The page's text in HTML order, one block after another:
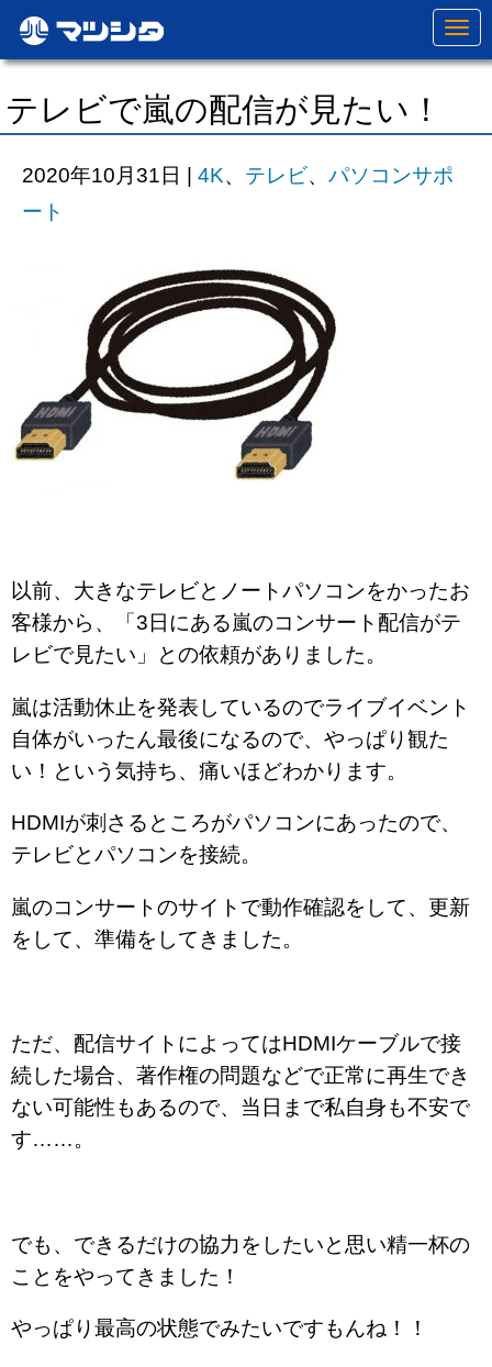
N
a
v
t
テレビで嵐の配信が見たい！
2020年10月31日 | 4K、 テレビ、 パソコンサポ
ート
以前、大きなテレビとノートパソコンをかったお
客様から、「3日にある嵐のコンサート配信がテ
レビで見たい」との依頼がありました。
嵐は活動休止を発表しているのでライブイベント
自体がいったん最後になるので、やっぱり観た
い！という気持ち、痛いほどわかります。
HDMIが刺さるところがパソコンにあったので、
テレビとパソコンを接続。
嵐のコンサートのサイトで動作確認をして、更新
をして、準備をしてきました。
ただ、配信サイトによってはHDMIケーブルで接
続した場合、著作権の問題などで正常に再生でき
ない可能性もあるので、当日まで私自身も不安で
す……。
でも、できるだけの協力をしたいと思い精一杯の
ことをやってきました！
やっぱり最高の状態でみたいですもんね！！